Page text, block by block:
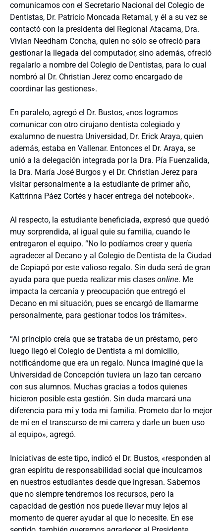
comunicamos con el Secretario Nacional del Colegio de
Dentistas, Dr. Patricio Moncada Retamal, y él a su vez se
contactó con la presidenta del Regional Atacama, Dra.
Vivian Needham Concha, quien no sólo se ofreció para
gestionar la llegada del computador, sino además, ofreció
regalarlo a nombre del Colegio de Dentistas, para lo cual
nombró al Dr. Christian Jerez como encargado de
coordinar las gestiones».
En paralelo, agregó el Dr. Bustos, «nos logramos
comunicar con otro cirujano dentista colegiado y
exalumno de nuestra Universidad, Dr. Erick Araya, quien
además, estaba en Vallenar. Entonces el Dr. Araya, se
unió a la delegación integrada por la Dra. Pía Fuenzalida,
la Dra. María José Burgos y el Dr. Christian Jerez para
visitar personalmente a la estudiante de primer año,
Kattrinna Páez Cortés y hacer entrega del notebook».
Al respecto, la estudiante beneficiada, expresó que quedó
muy sorprendida, al igual quie su familia, cuando le
entregaron el equipo. “No lo podíamos creer y quería
agradecer al Decano y al Colegio de Dentista de la Ciudad
de Copiapó por este valioso regalo. Sin duda será de gran
ayuda para que pueda realizar mis clases online. Me
impacta la cercanía y preocupación que entregó el
Decano en mi situación, pues se encargó de llamarme
personalmente, para gestionar todos los trámites».
“Al principio creía que se trataba de un préstamo, pero
luego llegó el Colegio de Dentista a mi domicilio,
notificándome que era un regalo. Nunca imaginé que la
Universidad de Concepción tuviera un lazo tan cercano
con sus alumnos. Muchas gracias a todos quienes
hicieron posible esta gestión. Sin duda marcará una
diferencia para mí y toda mi familia. Prometo dar lo mejor
de mí en el transcurso de mi carrera y darle un buen uso
al equipo», agregó.
Iniciativas de este tipo, indicó el Dr. Bustos, «responden al
gran espíritu de responsabilidad social que inculcamos
en nuestros estudiantes desde que ingresan. Sabemos
que no siempre tendremos los recursos, pero la
capacidad de gestión nos puede llevar muy lejos al
momento de querer ayudar al que lo necesite. En ese